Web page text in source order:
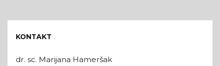
KONTAKT
dr. sc. Marijana Hameršak